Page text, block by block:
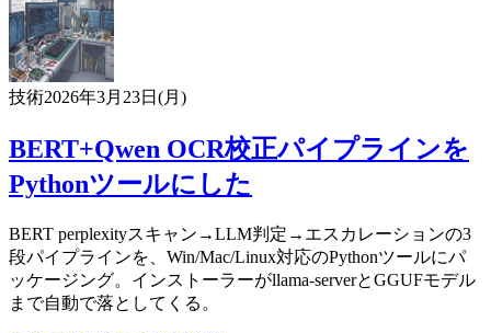
技術2026年3月23日(月)
BERT+Qwen OCR校正パイプラインを
Pythonツールにした
BERT perplexityスキャン→LLM判定→エスカレーションの3
段パイプラインを、Win/Mac/Linux対応のPythonツールにパ
ッケージング。インストーラーがllama-serverとGGUFモデル
まで自動で落としてくる。